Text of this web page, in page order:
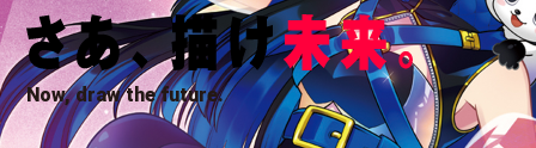
Now, draw the future.